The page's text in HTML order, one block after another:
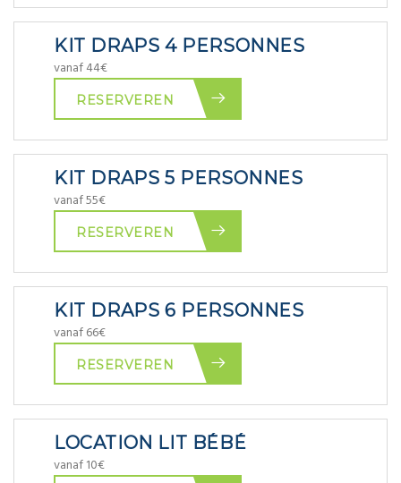
KIT DRAPS 4 PERSONNES
vanaf 44€
RESERVEREN
KIT DRAPS 5 PERSONNES
vanaf 55€
RESERVEREN
KIT DRAPS 6 PERSONNES
vanaf 66€
RESERVEREN
LOCATION LIT BÉBÉ
vanaf 10€